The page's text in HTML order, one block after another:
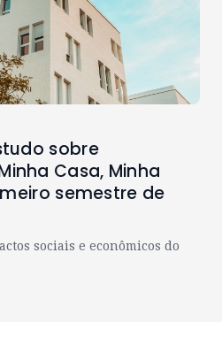
sobre
Casa, Minha
semestre de
sociais e econômicos do